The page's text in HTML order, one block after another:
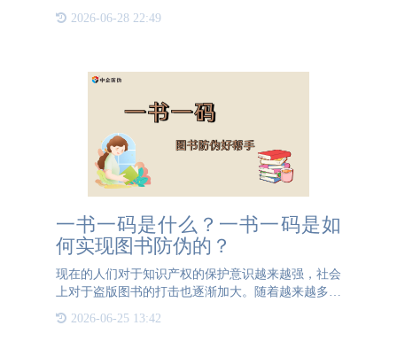
一般步骤：首先，企业需要明确自己的防伪需求。不
同的产品和行业可能需要不同的防伪技术和方案。例
2026-06-28 22:49
一书一码是什么？一书一码是如
何实现图书防伪的？
现在的人们对于知识产权的保护意识越来越强，社会
上对于盗版图书的打击也逐渐加大。随着越来越多关
少出版社常用的手段。一书一码，就是一本书一个
2026-06-25 13:42